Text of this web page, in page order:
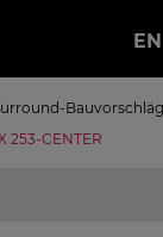
EN
253-CENTER